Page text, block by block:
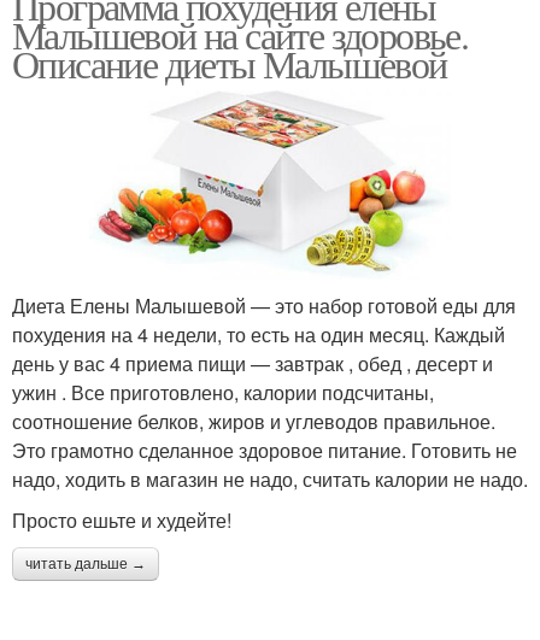
Малышевой на сайте здоровье.
Описание диеты Малышевой
Диета Елены Малышевой — это набор готовой еды для
похудения на 4 недели, то есть на один месяц. Каждый
день у вас 4 приема пищи — завтрак , обед , десерт и
ужин . Все приготовлено, калории подсчитаны,
соотношение белков, жиров и углеводов правильное.
Это грамотно сделанное здоровое питание. Готовить не
надо, ходить в магазин не надо, считать калории не надо.
Просто ешьте и худейте!
читать дальше →